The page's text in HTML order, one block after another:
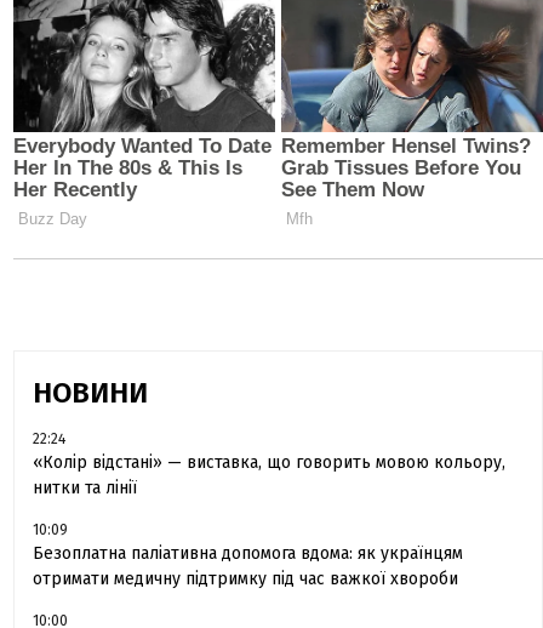
НОВИНИ
22:24
«Колір відстані» — виставка, що говорить мовою кольору,
нитки та лінії
10:09
Безоплатна паліативна допомога вдома: як українцям
отримати медичну підтримку під час важкої хвороби
10:00